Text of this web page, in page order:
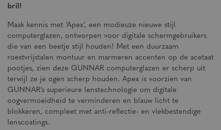
bril!
Maak kennis met ‘Apex’, een modieuze nieuwe stijl
computerglazen, ontworpen voor digitale schermgebruikers
die van een beetje stijl houden! Met een duurzaam
roestvrijstalen montuur en marmeren accenten op de acetaat
pootjes, zien deze GUNNAR computerglazen er scherp uit
terwijl ze je ogen scherp houden. Apex is voorzien van
GUNNAR’s superieure lenstechnologie om digitale
oogvermoeidheid te verminderen en blauw licht te
blokkeren, compleet met anti-reflectie- en vlekbestendige
lenscoatings.